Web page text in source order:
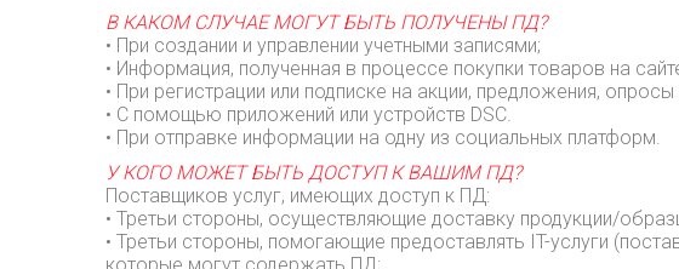
В КАКОМ СЛУЧАЕ МОГУТ БЫТЬ ПОЛУЧЕНЫ ПД?
• При создании и управлении учетными записями;
• Информация, полученная в процессе покупки товаров на
• При регистрации или подписке на акции, предложения, опросы
• С помощью приложений или устройств DSC.
• При отправке информации на одну из социальных платформ.
У КОГО МОЖЕТ БЫТЬ ДОСТУП К ВАШИМ ПД?
Поставщиков услуг, имеющих доступ к ПД:
• Третьи стороны, осуществляющие доставку продукции/
• Третьи стороны, помогающие предоставлять IT-услуги